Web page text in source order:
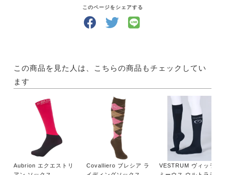
このページをシェアする
この商品を見た人は、こちらの商品もチェックしてい
ます
Aubrion エクエストリ
Covalliero ブレシア ラ
VESTRUM ヴィッラシ